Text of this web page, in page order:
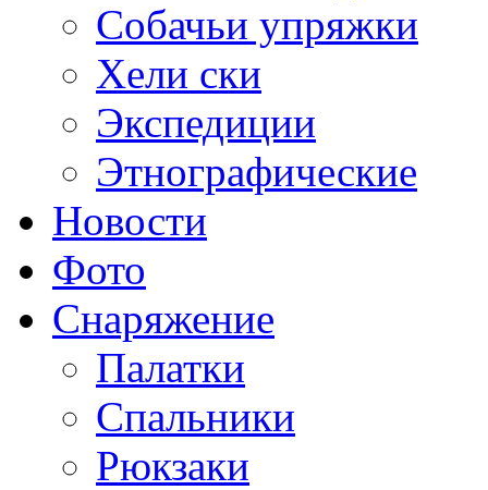
Собачьи упряжки
Хели ски
Экспедиции
Этнографические
Новости
Фото
Снаряжение
Палатки
Спальники
Рюкзаки